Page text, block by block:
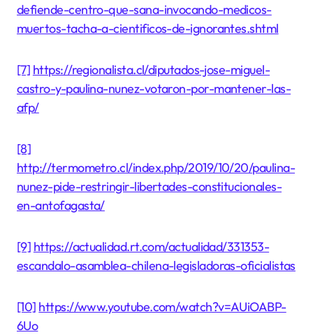
defiende-centro-que-sana-invocando-medicos-
muertos-tacha-a-cientificos-de-ignorantes.shtml
[7] https://regionalista.cl/diputados-jose-miguel-
castro-y-paulina-nunez-votaron-por-mantener-las-
afp/
[8]
http://termometro.cl/index.php/2019/10/20/paulina-
nunez-pide-restringir-libertades-constitucionales-
en-antofagasta/
[9] https://actualidad.rt.com/actualidad/331353-
escandalo-asamblea-chilena-legisladoras-oficialistas
[10] https://www.youtube.com/watch?v=AUiOABP-
6Uo